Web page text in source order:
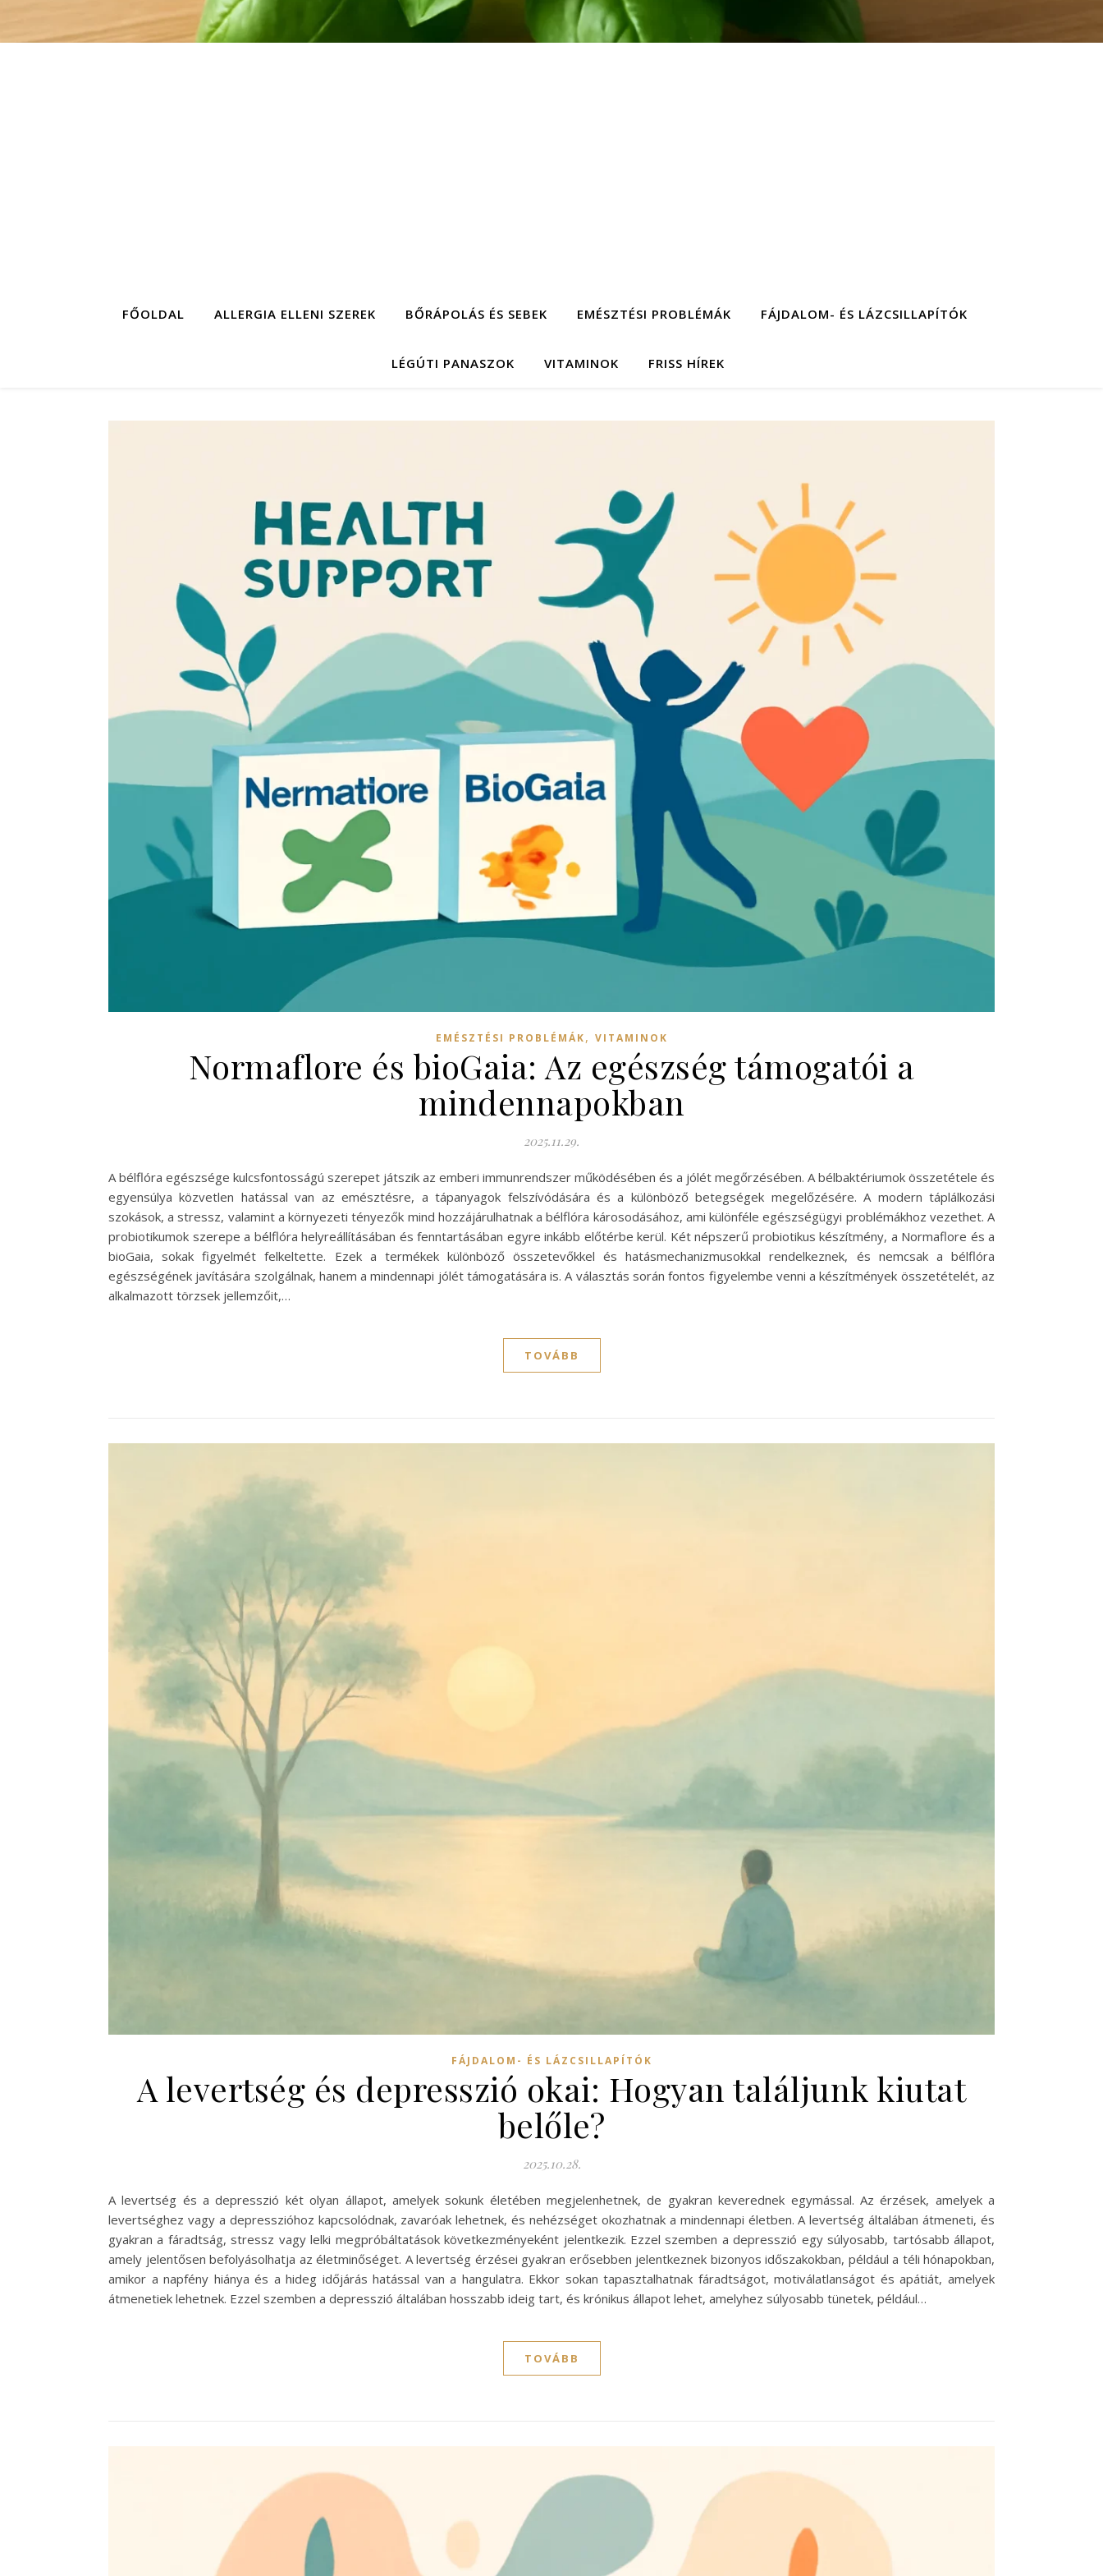
FŐOLDAL ALLERGIA ELLENI SZEREK BŐRÁPOLÁS ÉS SEBEK EMÉSZTÉSI PROBLÉMÁK FÁJDALOM- ÉS LÁZCSILLAPÍTÓK
LÉGÚTI PANASZOK VITAMINOK FRISS HÍREK
EMÉSZTÉSI PROBLÉMÁK, VITAMINOK
Normaflore és bioGaia: Az egészség támogatói a
mindennapokban
2025.11.29.
A bélflóra egészsége kulcsfontosságú szerepet játszik az emberi immunrendszer működésében és a jólét megőrzésében. A bélbaktériumok összetétele és
egyensúlya közvetlen hatással van az emésztésre, a tápanyagok felszívódására és a különböző betegségek megelőzésére. A modern táplálkozási
szokások, a stressz, valamint a környezeti tényezők mind hozzájárulhatnak a bélflóra károsodásához, ami különféle egészségügyi problémákhoz vezethet. A
probiotikumok szerepe a bélflóra helyreállításában és fenntartásában egyre inkább előtérbe kerül. Két népszerű probiotikus készítmény, a Normaflore és a
bioGaia, sokak figyelmét felkeltette. Ezek a termékek különböző összetevőkkel és hatásmechanizmusokkal rendelkeznek, és nemcsak a bélflóra
egészségének javítására szolgálnak, hanem a mindennapi jólét támogatására is. A választás során fontos figyelembe venni a készítmények összetételét, az
alkalmazott törzsek jellemzőit,…
TOVÁBB
FÁJDALOM- ÉS LÁZCSILLAPÍTÓK
A levertség és depresszió okai: Hogyan találjunk kiutat
belőle?
2025.10.28.
A levertség és a depresszió két olyan állapot, amelyek sokunk életében megjelenhetnek, de gyakran keverednek egymással. Az érzések, amelyek a
levertséghez vagy a depresszióhoz kapcsolódnak, zavaróak lehetnek, és nehézséget okozhatnak a mindennapi életben. A levertség általában átmeneti, és
gyakran a fáradtság, stressz vagy lelki megpróbáltatások következményeként jelentkezik. Ezzel szemben a depresszió egy súlyosabb, tartósabb állapot,
amely jelentősen befolyásolhatja az életminőséget. A levertség érzései gyakran erősebben jelentkeznek bizonyos időszakokban, például a téli hónapokban,
amikor a napfény hiánya és a hideg időjárás hatással van a hangulatra. Ekkor sokan tapasztalhatnak fáradtságot, motiválatlanságot és apátiát, amelyek
átmenetiek lehetnek. Ezzel szemben a depresszió általában hosszabb ideig tart, és krónikus állapot lehet, amelyhez súlyosabb tünetek, például…
TOVÁBB